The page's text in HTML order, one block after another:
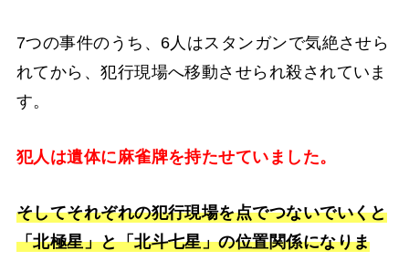
7つの事件のうち、6人はスタンガンで気絶させら
れてから、犯行現場へ移動させられ殺されていま
す。
犯人は遺体に麻雀牌を持たせていました。
そしてそれぞれの犯行現場を点でつないでいくと
「北極星」と「北斗七星」の位置関係になりま